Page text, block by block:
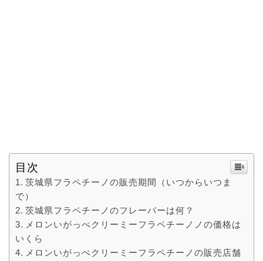
目次
茨城県フラペチーノの販売期間（いつからいつま
で）
茨城県フラペチーノのフレーバーは何？
メロンいがっぺクリーミーフラペチーノノの価格は
いくら
メロンいがっぺクリーミーフラペチーノの販売店舗